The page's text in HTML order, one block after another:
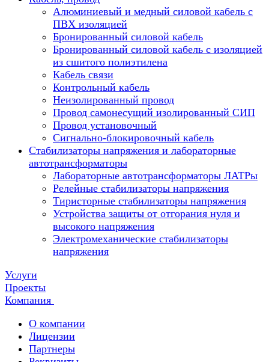
Алюминиевый и медный силовой кабель с
ПВХ изоляцией
Бронированный силовой кабель
Бронированный силовой кабель с изоляцией
из сшитого полиэтилена
Кабель связи
Контрольный кабель
Неизолированный провод
Провод самонесущий изолированный СИП
Провод установочный
Сигнально-блокировочный кабель
Стабилизаторы напряжения и лабораторные
автотрансформаторы
Лабораторные автотрансформаторы ЛАТРы
Релейные стабилизаторы напряжения
Тиристорные стабилизаторы напряжения
Устройства защиты от отгорания нуля и
высокого напряжения
Электромеханические стабилизаторы
напряжения
Услуги
Проекты
Компания
О компании
Лицензии
Партнеры